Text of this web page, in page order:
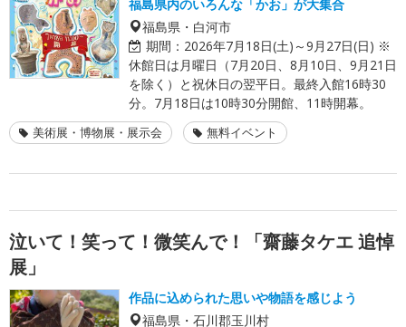
福島県内のいろんな「かお」が大集合
福島県・白河市
期間： 2026年7月18日(土)～9月27日(日) ※
休館日は月曜日（7月20日、8月10日、9月21日
を除く）と祝休日の翌平日。最終入館16時30
分。7月18日は10時30分開館、11時開幕。
美術展・博物展・展示会 無料イベント
泣いて！笑って！微笑んで！「齋藤タケエ 追悼
展」
作品に込められた思いや物語を感じよう
福島県・石川郡玉川村